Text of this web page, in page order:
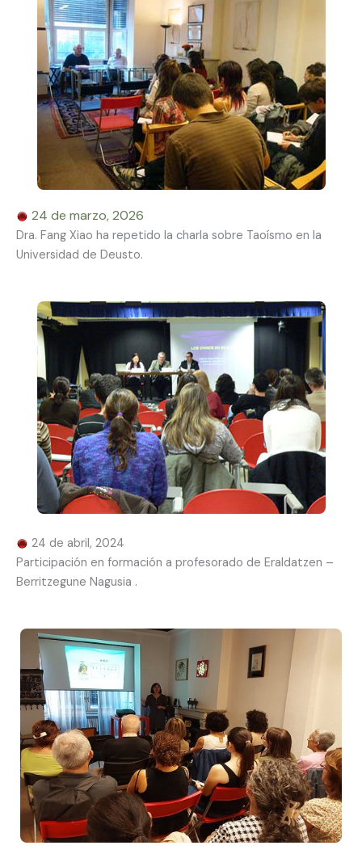
24 de marzo, 2026
Dra. Fang Xiao ha repetido la charla sobre Taoísmo en la
Universidad de Deusto.
24 de abril, 2024
Participación en formación a profesorado de Eraldatzen –
Berritzegune Nagusia .